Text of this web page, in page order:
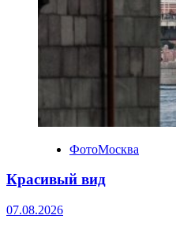
ФотоМосква
Красивый вид
07.08.2026